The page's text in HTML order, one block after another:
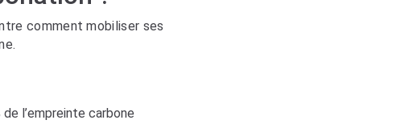
comment mobiliser ses
l’empreinte carbone